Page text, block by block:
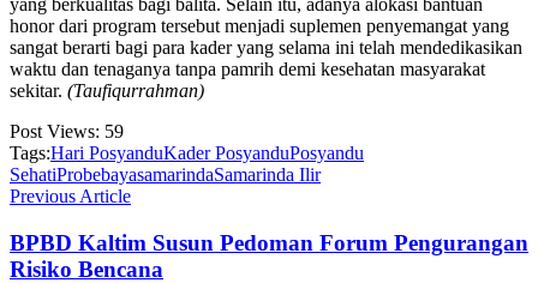
honor dari program tersebut menjadi suplemen penyemangat yang
sangat berarti bagi para kader yang selama ini telah mendedikasikan
waktu dan tenaganya tanpa pamrih demi kesehatan masyarakat
sekitar. (Taufiqurrahman)
Post Views: 59
Tags:Hari PosyanduKader PosyanduPosyandu
SehatiProbebayasamarindaSamarinda Ilir
Previous Article
BPBD Kaltim Susun Pedoman Forum Pengurangan
Risiko Bencana